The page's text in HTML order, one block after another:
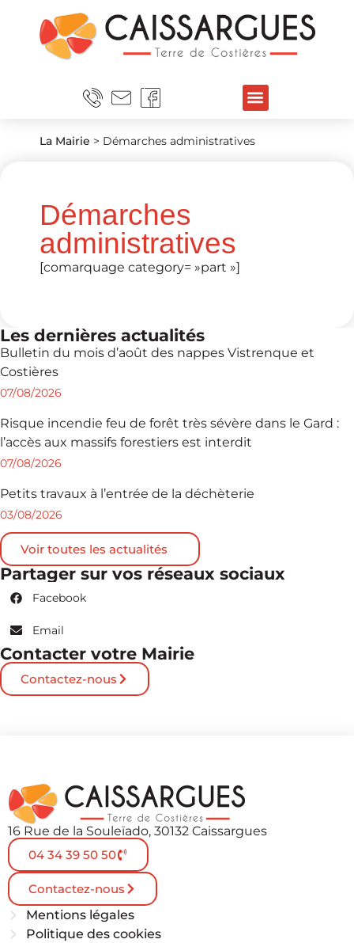
La Mairie > Démarches administratives
Démarches
administratives
[comarquage category= »part »]
Les dernières actualités
Bulletin du mois d’août des nappes Vistrenque et
Costières
07/08/2026
Risque incendie feu de forêt très sévère dans le Gard :
l’accès aux massifs forestiers est interdit
07/08/2026
Petits travaux à l’entrée de la déchèterie
03/08/2026
Voir toutes les actualités
Partager sur vos réseaux sociaux
Facebook
Email
Contacter votre Mairie
Contactez-nous
16 Rue de la Souleïado, 30132 Caissargues
04 34 39 50 50
Contactez-nous
Mentions légales
Politique des cookies